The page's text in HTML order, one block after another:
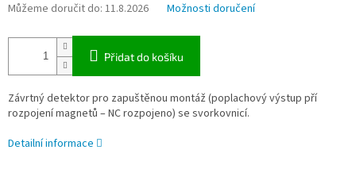
Můžeme doručit do: 11.8.2026 Možnosti doručení
Přidat do košíku
Závrtný detektor pro zapuštěnou montáž (poplachový výstup pří
rozpojení magnetů – NC rozpojeno) se svorkovnicí.
Detailní informace